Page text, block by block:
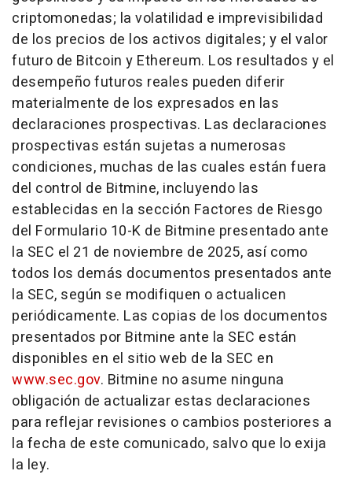
criptomonedas; la volatilidad e imprevisibilidad
de los precios de los activos digitales; y el valor
futuro de Bitcoin y Ethereum. Los resultados y el
desempeño futuros reales pueden diferir
materialmente de los expresados en las
declaraciones prospectivas. Las declaraciones
prospectivas están sujetas a numerosas
condiciones, muchas de las cuales están fuera
del control de Bitmine, incluyendo las
establecidas en la sección Factores de Riesgo
del Formulario 10-K de Bitmine presentado ante
la SEC el 21 de noviembre de 2025, así como
todos los demás documentos presentados ante
la SEC, según se modifiquen o actualicen
periódicamente. Las copias de los documentos
presentados por Bitmine ante la SEC están
disponibles en el sitio web de la SEC en
www.sec.gov. Bitmine no asume ninguna
obligación de actualizar estas declaraciones
para reflejar revisiones o cambios posteriores a
la fecha de este comunicado, salvo que lo exija
la ley.